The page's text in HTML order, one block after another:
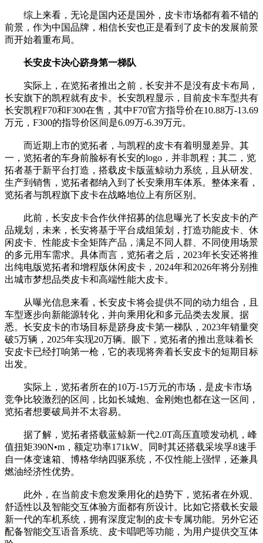
综上来看，无论是国内还是国外，皮卡市场都有着不错的
前景，作为中国品牌，相信长安也正是看到了皮卡的发展前景
而开始着重布局。
长安皮卡决心跻身第一梯队
实际上，在览拓者推出之前，长安并不是没有皮卡布局，
长安旗下的凯程就有皮卡。长安凯程显示，目前皮卡车型共有
长安凯程F70和F300在售，其中F70官方指导价在10.88万-13.69
万元，F300的指导价区间是6.09万-6.39万元。
而近期上市的览拓者，与凯程的皮卡有着明显差异。其
一，览拓者的车身前脸标有长安的logo，并非凯程；其二，览
拓者基于新平台打造，搭载皮卡版蓝鲸动力系统，且从研发、
生产到销售，览拓者都纳入到了长安乘用车体系。整体来看，
览拓者与凯程旗下皮卡在战略地位上有所区别。
此前，长安皮卡合作伙伴招募的信息曝光了长安皮卡的产
品规划，未来，长安将基于平台成组策划，打造功能皮卡、休
闲皮卡、性能皮卡全矩阵产品，满足不同人群、不同使用场景
的多元用车需求。具体而言，览拓者之后，2023年长安还将推
出纯电版览拓者和增程版休闲皮卡，2024年和2026年将分别推
出城市梦想品类皮卡和高端性能大皮卡。
从曝光信息来看，长安皮卡将会提供不同的动力组合，且
车型逐步向新能源转化，并向乘用化和多元品类去发展。据
悉。长安皮卡的市场目标是跻身皮卡第一梯队，2023年销量突
破5万辆，2025年实现20万辆。眼下，览拓者的推出意味着长
安皮卡已经打响第一枪，它的表现将奔着长安皮卡的短期目标
出发。
实际上，览拓者所在的10万-15万元的市场，是皮卡市场
竞争比较激烈的区间，比如长城炮、金刚炮也都在这一区间，
览拓者想要破局并不太容易。
据了解，览拓者搭载蓝鲸新一代2.0T高压直喷发动机，峰
值扭矩390N•m，额定功率171kW。同时其还搭载采埃孚8速手
自一体变速箱、博格华纳四驱系统，不仅性能上强悍，还兼具
燃油经济性优势。
此外，在当前皮卡愈发乘用化的趋势下，览拓者在外观、
舒适性以及智能交互体验方面都有所设计。比如它搭载长安最
新一代的车机系统，拥有深度定制的皮卡专属功能。另外它还
配备智能交互语音系统、皮卡唱吧等功能，为用户提供交互体